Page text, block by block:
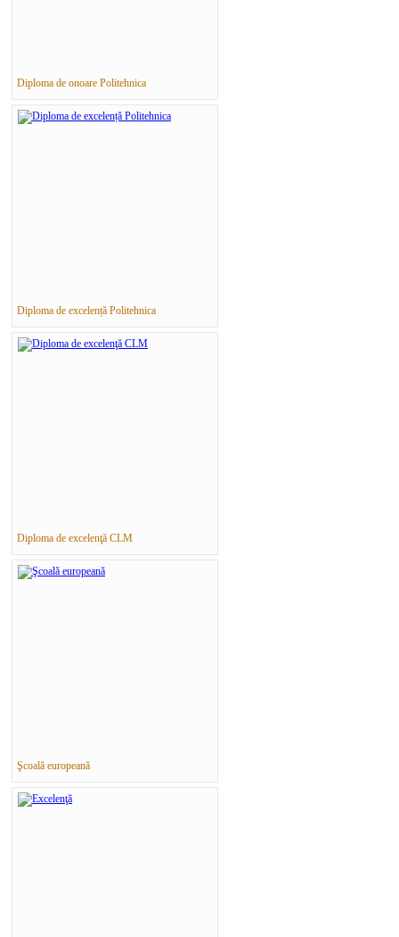
Diploma de onoare Politehnica
Diploma de excelență Politehnica
Diploma de excelenţă CLM
Şcoală europeană